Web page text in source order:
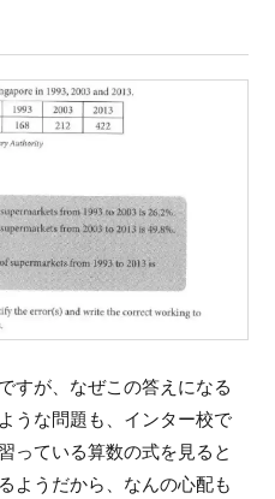
すが、なぜこの答えになる
うな問題も、インター校で
っている算数の式を見ると
ようだから、なんの心配も